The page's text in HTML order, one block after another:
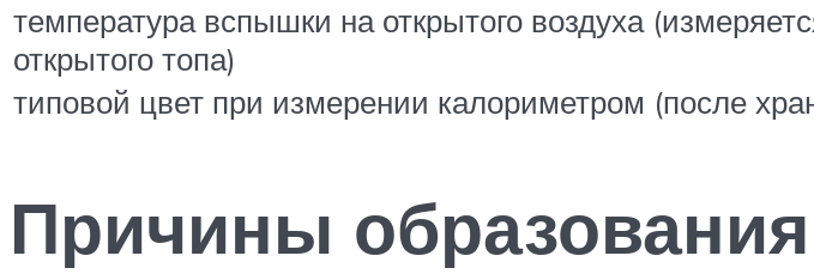
температура вспышки на открытого воздуха
открытого топа)
типовой цвет при измерении калориметром (после
Причины